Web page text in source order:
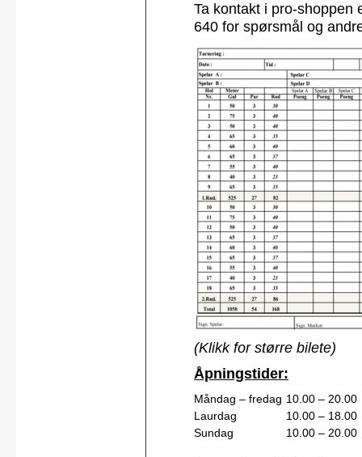
Ta kontakt i pro-shoppen
640 for spørsmål og
(Klikk for større bilete)
Åpningstider:
Måndag – fredag 10.00 – 20.00
Laurdag
10.00 – 18.00
Sundag
10.00 – 20.00